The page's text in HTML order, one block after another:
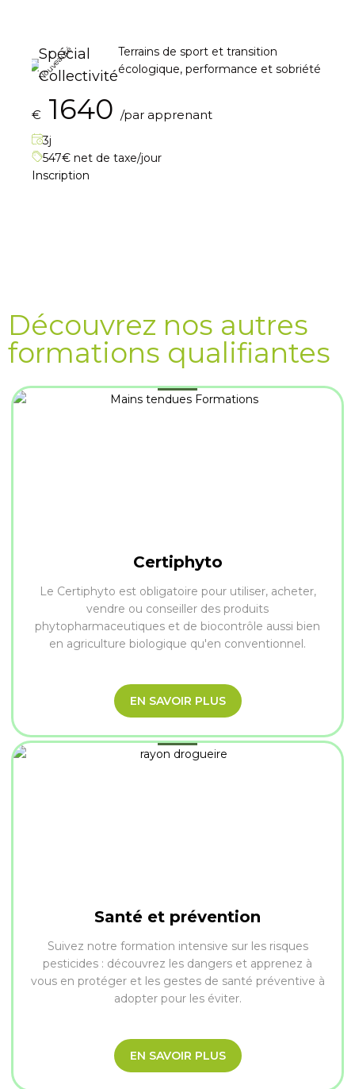
Nouveauté
Spécial
Collectivité
Terrains de sport et transition
écologique, performance et sobriété
€ 1640 /par apprenant
3j
547€ net de taxe/jour
Inscription
Découvrez nos autres
formations qualifiantes
Certiphyto
Le Certiphyto est obligatoire pour utiliser, acheter,
vendre ou conseiller des produits
phytopharmaceutiques et de biocontrôle aussi bien
en agriculture biologique qu'en conventionnel.
EN SAVOIR PLUS
Santé et prévention
Suivez notre formation intensive sur les risques
pesticides : découvrez les dangers et apprenez à
vous en protéger et les gestes de santé préventive à
adopter pour les éviter.
EN SAVOIR PLUS